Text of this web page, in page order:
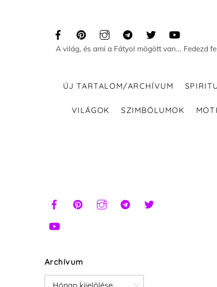
A világ, és ami a Fátyol mögött van... Fedezd
ÚJ TARTALOM/ARCHÍVUM
VILÁGOK SZIMBÓLUMOK
Archívum
Archívum